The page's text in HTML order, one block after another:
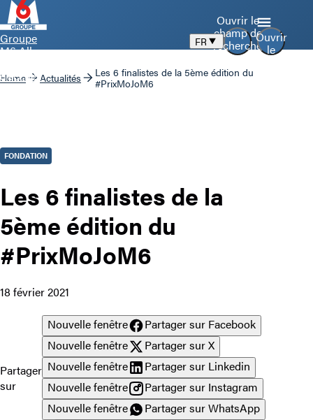
Groupe
M6 Aller
d’accueil
Ouvrir
le
FR
Ouvrir le
champ de
recherche
Home Actualités
Les 6 finalistes de la 5ème édition du
#PrixMoJoM6
FONDATION
Les 6 finalistes de la
5ème édition du
#PrixMoJoM6
18 février 2021
Partager
sur
Nouvelle fenêtre
Partager sur Facebook
Nouvelle fenêtre
Partager sur X
Nouvelle fenêtre
Partager sur Linkedin
Nouvelle fenêtre
Partager sur Instagram
Nouvelle fenêtre
Partager sur WhatsApp